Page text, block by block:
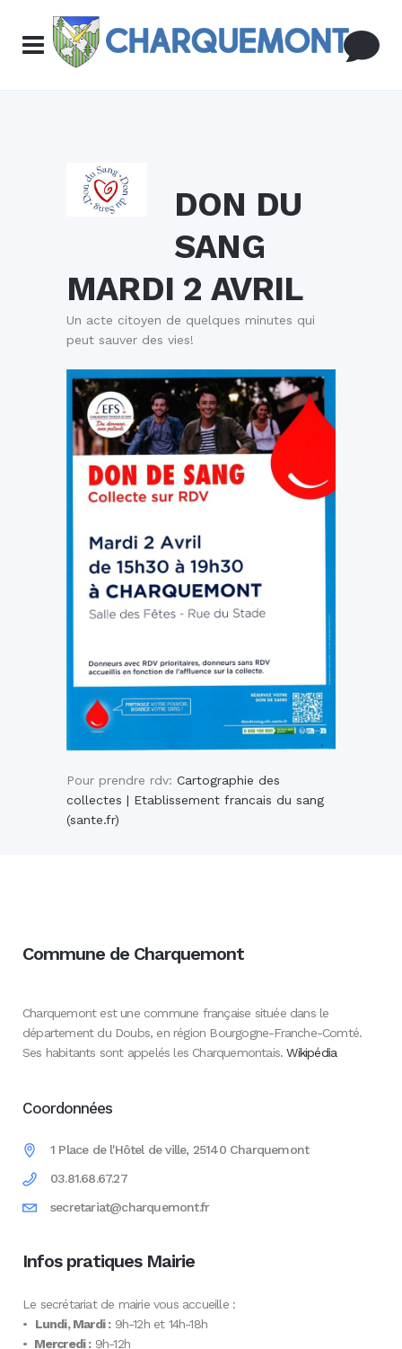
DON DU
SANG
MARDI 2 AVRIL
Un acte citoyen de quelques minutes qui
peut sauver des vies!
Pour prendre rdv: Cartographie des
collectes | Etablissement francais du sang
(sante.fr)
Commune de Charquemont
Charquemont est une commune française située dans le
département du Doubs, en région Bourgogne-Franche-Comté.
Ses habitants sont appelés les Charquemontais.Wikipédia
Coordonnées
1 Place de l'Hôtel de ville, 25140 Charquemont
03.81.68.67.27
secretariat@charquemont.fr
Infos pratiques Mairie
Le secrétariat de mairie vous accueille :
• Lundi, Mardi :9h-12h et 14h-18h
• Mercredi :9h-12h